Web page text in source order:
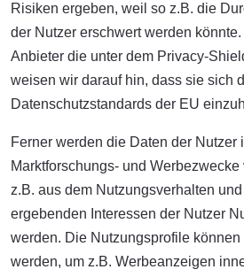
Risiken ergeben, weil so z.B. die
der Nutzer erschwert werden
Anbieter die unter dem Privacy-
weisen wir darauf hin, dass sie sich
Datenschutzstandards der EU
Ferner werden die Daten der Nutzer
Marktforschungs- und
z.B. aus dem Nutzungsverhalten
ergebenden Interessen der Nutzer
werden. Die Nutzungsprofile
werden, um z.B. Werbeanzeigen